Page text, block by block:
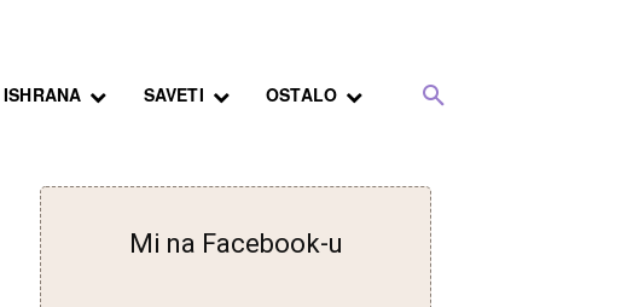
ISHRANA SAVETI OSTALO
Mi na Facebook-u